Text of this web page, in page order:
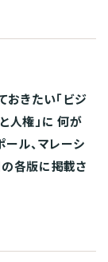
おきたい「ビジ
人権」に 何が
ル、マレーシ
の各版に掲載さ